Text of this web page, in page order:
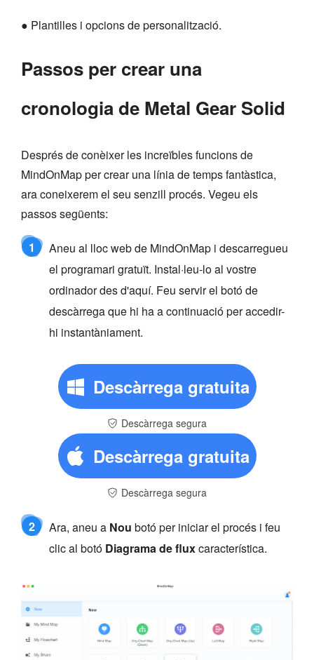
● Plantilles i opcions de personalització.
Passos per crear una
cronologia de Metal Gear Solid
Després de conèixer les increïbles funcions de
MindOnMap per crear una línia de temps fantàstica,
ara coneixerem el seu senzill procés. Vegeu els
passos següents:
1
Aneu al lloc web de MindOnMap i descarregueu
el programari gratuït. Instal·leu-lo al vostre
ordinador des d'aquí. Feu servir el botó de
descàrrega que hi ha a continuació per accedir-
hi instantàniament.
Descàrrega gratuita
Descàrrega segura
Descàrrega gratuita
Descàrrega segura
2 Ara, aneu a Nou botó per iniciar el procés i feu
clic al botó Diagrama de fluxcaracterística.